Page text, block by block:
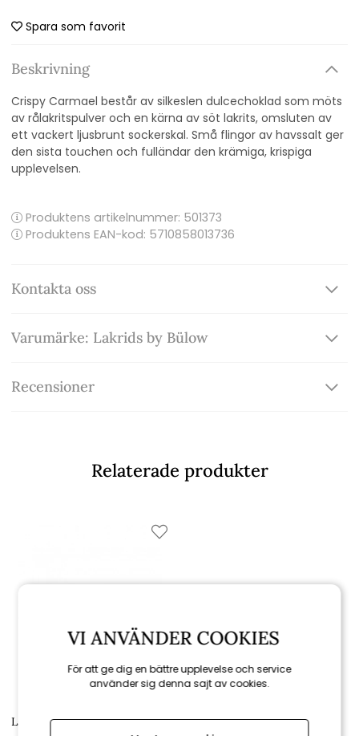
Spara som favorit
Beskrivning
Crispy Carmael består av silkeslen dulcechoklad som möts
av rålakritspulver och en kärna av söt lakrits, omsluten av
ett vackert ljusbrunt sockerskal. Små flingor av havssalt ger
den sista touchen och fulländar den krämiga, krispiga
upplevelsen.
Produktens artikelnummer: 501373
Produktens EAN-kod: 5710858013736
Kontakta oss
Varumärke: Lakrids by Bülow
Recensioner
Relaterade produkter
Lakrids B - Passion fruit, large
VI ANVÄNDER COOKIES
För att ge dig en bättre upplevelse och service
använder sig denna sajt av cookies.